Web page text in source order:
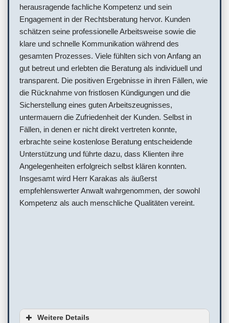
herausragende fachliche Kompetenz und sein
Engagement in der Rechtsberatung hervor. Kunden
schätzen seine professionelle Arbeitsweise sowie die
klare und schnelle Kommunikation während des
gesamten Prozesses. Viele fühlten sich von Anfang an
gut betreut und erlebten die Beratung als individuell und
transparent. Die positiven Ergebnisse in ihren Fällen, wie
die Rücknahme von fristlosen Kündigungen und die
Sicherstellung eines guten Arbeitszeugnisses,
untermauern die Zufriedenheit der Kunden. Selbst in
Fällen, in denen er nicht direkt vertreten konnte,
erbrachte seine kostenlose Beratung entscheidende
Unterstützung und führte dazu, dass Klienten ihre
Angelegenheiten erfolgreich selbst klären konnten.
Insgesamt wird Herr Karakas als äußerst
empfehlenswerter Anwalt wahrgenommen, der sowohl
Kompetenz als auch menschliche Qualitäten vereint.
Weitere Details